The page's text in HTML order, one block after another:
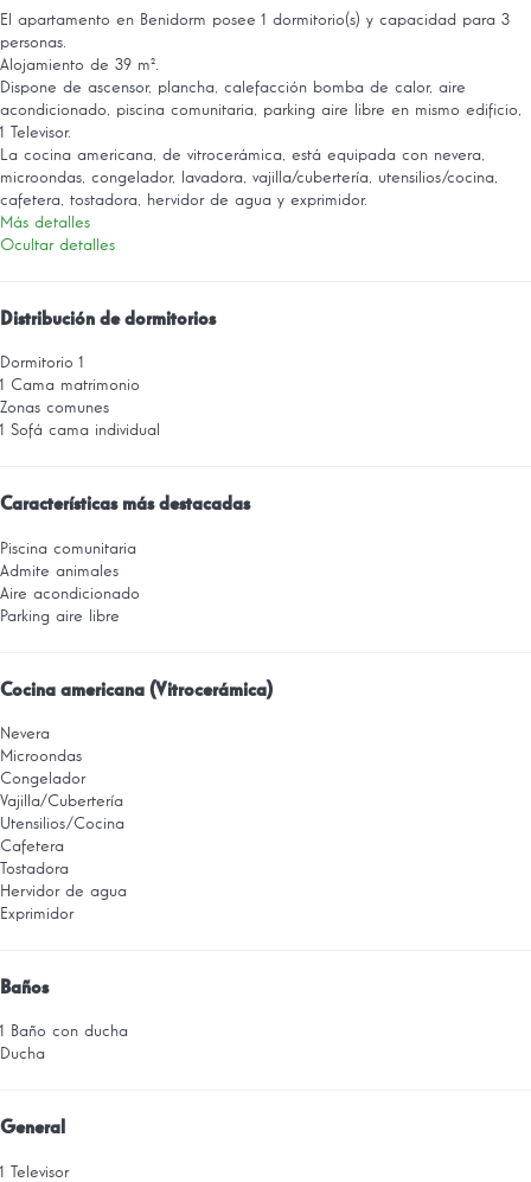
El apartamento en Benidorm posee 1 dormitorio(s) y capacidad para 3
personas.
Alojamiento de 39 m².
Dispone de ascensor, plancha, calefacción bomba de calor, aire
acondicionado, piscina comunitaria, parking aire libre en mismo edificio,
1 Televisor.
La cocina americana, de vitrocerámica, está equipada con nevera,
microondas, congelador, lavadora, vajilla/cubertería, utensilios/cocina,
cafetera, tostadora, hervidor de agua y exprimidor.
Más detalles
Ocultar detalles
Distribución de dormitorios
Dormitorio 1
1 Cama matrimonio
Zonas comunes
1 Sofá cama individual
Características más destacadas
Piscina comunitaria
Admite animales
Aire acondicionado
Parking aire libre
Cocina americana (Vitrocerámica)
Nevera
Microondas
Congelador
Vajilla/Cubertería
Utensilios/Cocina
Cafetera
Tostadora
Hervidor de agua
Exprimidor
Baños
1 Baño con ducha
Ducha
General
1 Televisor